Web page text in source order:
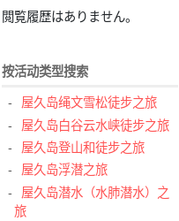
閲覧履歴はありません。
按活动类型搜索
屋久岛绳文雪松徒步之旅
屋久岛白谷云水峡徒步之旅
屋久岛登山和徒步之旅
屋久岛浮潜之旅
屋久岛潜水（水肺潜水）之
旅